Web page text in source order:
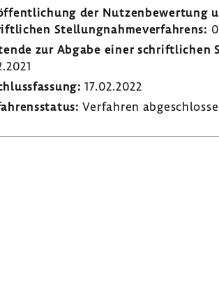
der Nutzen­be­wer­tung
Stel­lung­nah­me­ver­fah­rens:
zur Abgabe einer schrift­li­chen
17.02.2022
Verfahren